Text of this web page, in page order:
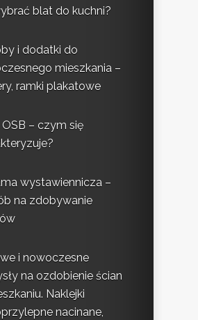
blat do kuchni?
i dodatki do
mieszkania –
ramki plakatowe
OSB – czym się
wystawiennicza –
na zdobywanie
i nowoczesne
na ozdobienie ścian
Naklejki
nacinane,